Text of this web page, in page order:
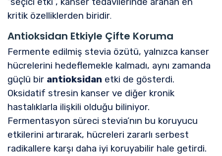
kritik özelliklerden biridir.
Antioksidan Etkiyle Çifte Koruma
Fermente edilmiş stevia özütü, yalnızca kanser
hücrelerini hedeflemekle kalmadı, aynı zamanda
güçlü bir antioksidan etki de gösterdi.
Oksidatif stresin kanser ve diğer kronik
hastalıklarla ilişkili olduğu biliniyor.
Fermentasyon süreci stevia’nın bu koruyucu
etkilerini artırarak, hücreleri zararlı serbest
radikallere karşı daha iyi koruyabilir hale getirdi.